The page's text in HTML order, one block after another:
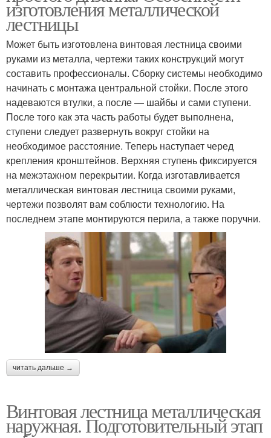
изготовления металлической
лестницы
Может быть изготовлена винтовая лестница своими
руками из металла, чертежи таких конструкций могут
составить профессионалы. Сборку системы необходимо
начинать с монтажа центральной стойки. После этого
надеваются втулки, а после — шайбы и сами ступени.
После того как эта часть работы будет выполнена,
ступени следует развернуть вокруг стойки на
необходимое расстояние. Теперь наступает черед
крепления кронштейнов. Верхняя ступень фиксируется
на межэтажном перекрытии. Когда изготавливается
металлическая винтовая лестница своими руками,
чертежи позволят вам соблюсти технологию. На
последнем этапе монтируются перила, а также поручни.
читать дальше →
Винтовая лестница металлическая
наружная. Подготовительный этап